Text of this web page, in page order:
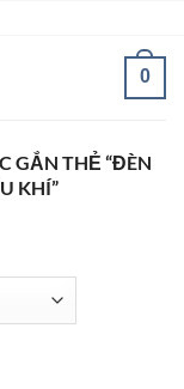
0
GẮN THẺ “ĐÈN
KHÍ”